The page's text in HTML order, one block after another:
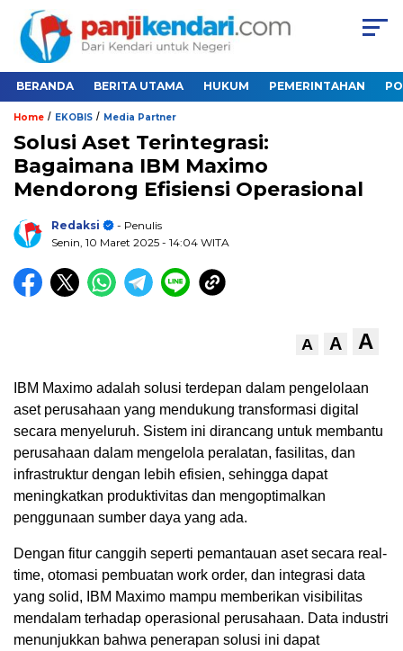
BERANDA BERITA UTAMA HUKUM PEMERINTAHAN
Home / EKOBIS / Media Partner
Solusi Aset Terintegrasi:
Bagaimana IBM Maximo
Mendorong Efisiensi Operasional
Redaksi
- Penulis
Senin, 10 Maret 2025 - 14:04 WITA
A A A
IBM Maximo adalah solusi terdepan dalam pengelolaan
aset perusahaan yang mendukung transformasi digital
secara menyeluruh. Sistem ini dirancang untuk membantu
perusahaan dalam mengelola peralatan, fasilitas, dan
infrastruktur dengan lebih efisien, sehingga dapat
meningkatkan produktivitas dan mengoptimalkan
penggunaan sumber daya yang ada.
Dengan fitur canggih seperti pemantauan aset secara real-
time, otomasi pembuatan work order, dan integrasi data
yang solid, IBM Maximo mampu memberikan visibilitas
mendalam terhadap operasional perusahaan. Data industri
menunjukkan bahwa penerapan solusi ini dapat